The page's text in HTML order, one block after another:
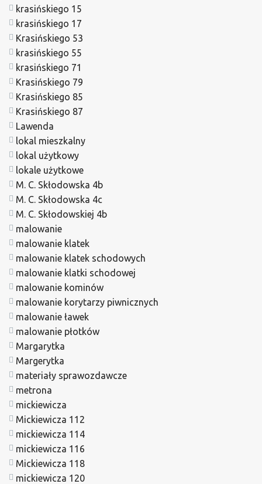
krasińskiego 15
krasińskiego 17
Krasińskiego 53
krasińskiego 55
krasińskiego 71
Krasińskiego 79
Krasińskiego 85
Krasińskiego 87
Lawenda
lokal mieszkalny
lokal użytkowy
lokale użytkowe
M. C. Skłodowska 4b
M. C. Skłodowska 4c
M. C. Skłodowskiej 4b
malowanie
malowanie klatek
malowanie klatek schodowych
malowanie klatki schodowej
malowanie kominów
malowanie korytarzy piwnicznych
malowanie ławek
malowanie płotków
Margarytka
Margerytka
materiały sprawozdawcze
metrona
mickiewicza
Mickiewicza 112
mickiewicza 114
mickiewicza 116
Mickiewicza 118
mickiewicza 120